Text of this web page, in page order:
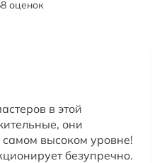
оценок
в этой
они
высоком уровне!
безупречно.